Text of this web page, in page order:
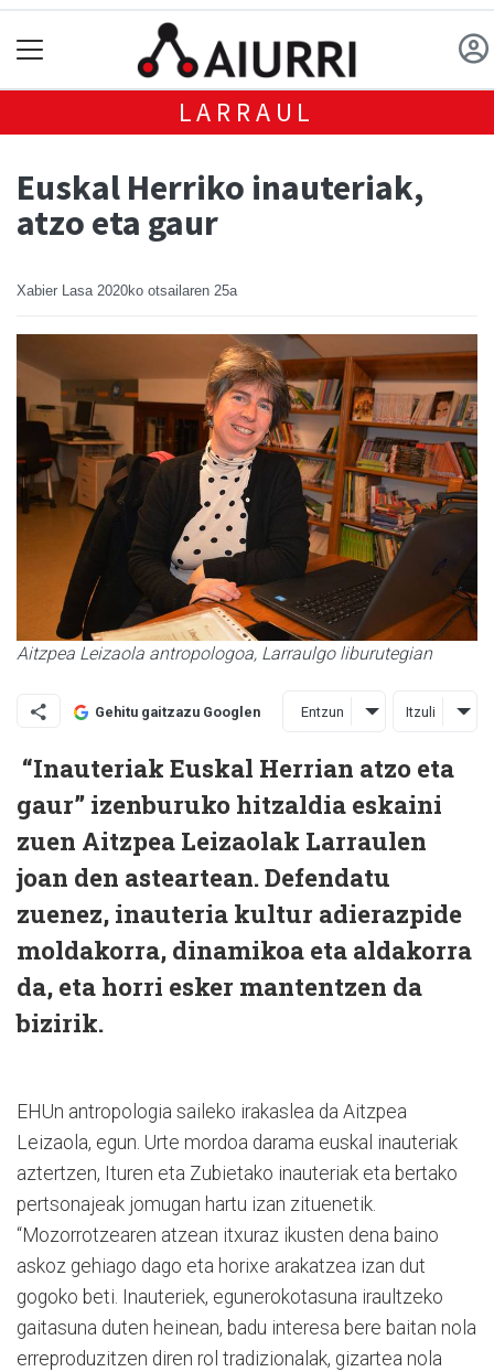
LARRAUL
Euskal Herriko inauteriak,
atzo eta gaur
Xabier Lasa 2020ko otsailaren 25a
Aitzpea Leizaola antropologoa, Larraulgo liburutegian
Gehitu gaitzazu Googlen Entzun Itzuli
“Inauteriak Euskal Herrian atzo eta
gaur” izenburuko hitzaldia eskaini
zuen Aitzpea Leizaolak Larraulen
joan den asteartean. Defendatu
zuenez, inauteria kultur adierazpide
moldakorra, dinamikoa eta aldakorra
da, eta horri esker mantentzen da
bizirik.
EHUn antropologia saileko irakaslea da Aitzpea
Leizaola, egun. Urte mordoa darama euskal inauteriak
aztertzen, Ituren eta Zubietako inauteriak eta bertako
pertsonajeak jomugan hartu izan zituenetik.
“Mozorrotzearen atzean itxuraz ikusten dena baino
askoz gehiago dago eta horixe arakatzea izan dut
gogoko beti. Inauteriek, egunerokotasuna iraultzeko
gaitasuna duten heinean, badu interesa bere baitan nola
erreproduzitzen diren rol tradizionalak, gizartea nola